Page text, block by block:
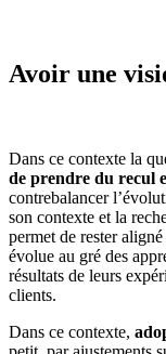
Avoir une
Dans ce contexte la
de prendre du recul
contrebalancer
son contexte et la
permet de rester
évolue au gré des
résultats de leurs
clients.
Dans ce contexte,